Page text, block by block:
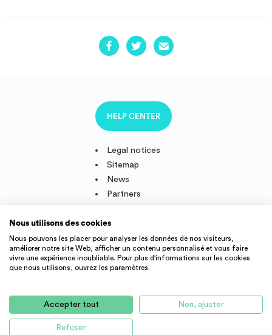
Legal notices
Sitemap
News
Partners
HELP CENTER
Follow us
IMMOJEUNE © 2011-2026, created and developped in France.
Student accommodation offers and young active throughout
France : student residence, real estate agency, appartment rental,
Nous utilisons des cookies
Nous pouvons les placer pour analyser les données de nos visiteurs,
améliorer notre site Web, afficher un contenu personnalisé et vous faire
vivre une expérience inoubliable. Pour plus d'informations sur les cookies
que nous utilisons, ouvrez les paramètres.
Accepter tout Non, ajuster
Refuser